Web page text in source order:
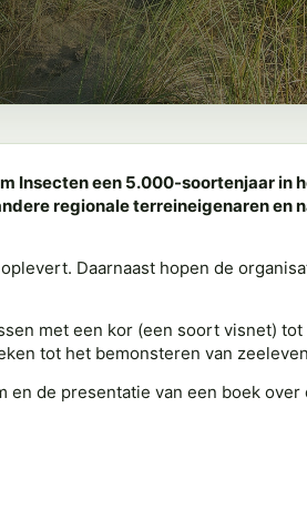
Insecten een 5.000-soortenjaar in
regionale terreineigenaren en
Daarnaast hopen de
met een kor (een soort visnet)
tot het bemonsteren van
de presentatie van een boek